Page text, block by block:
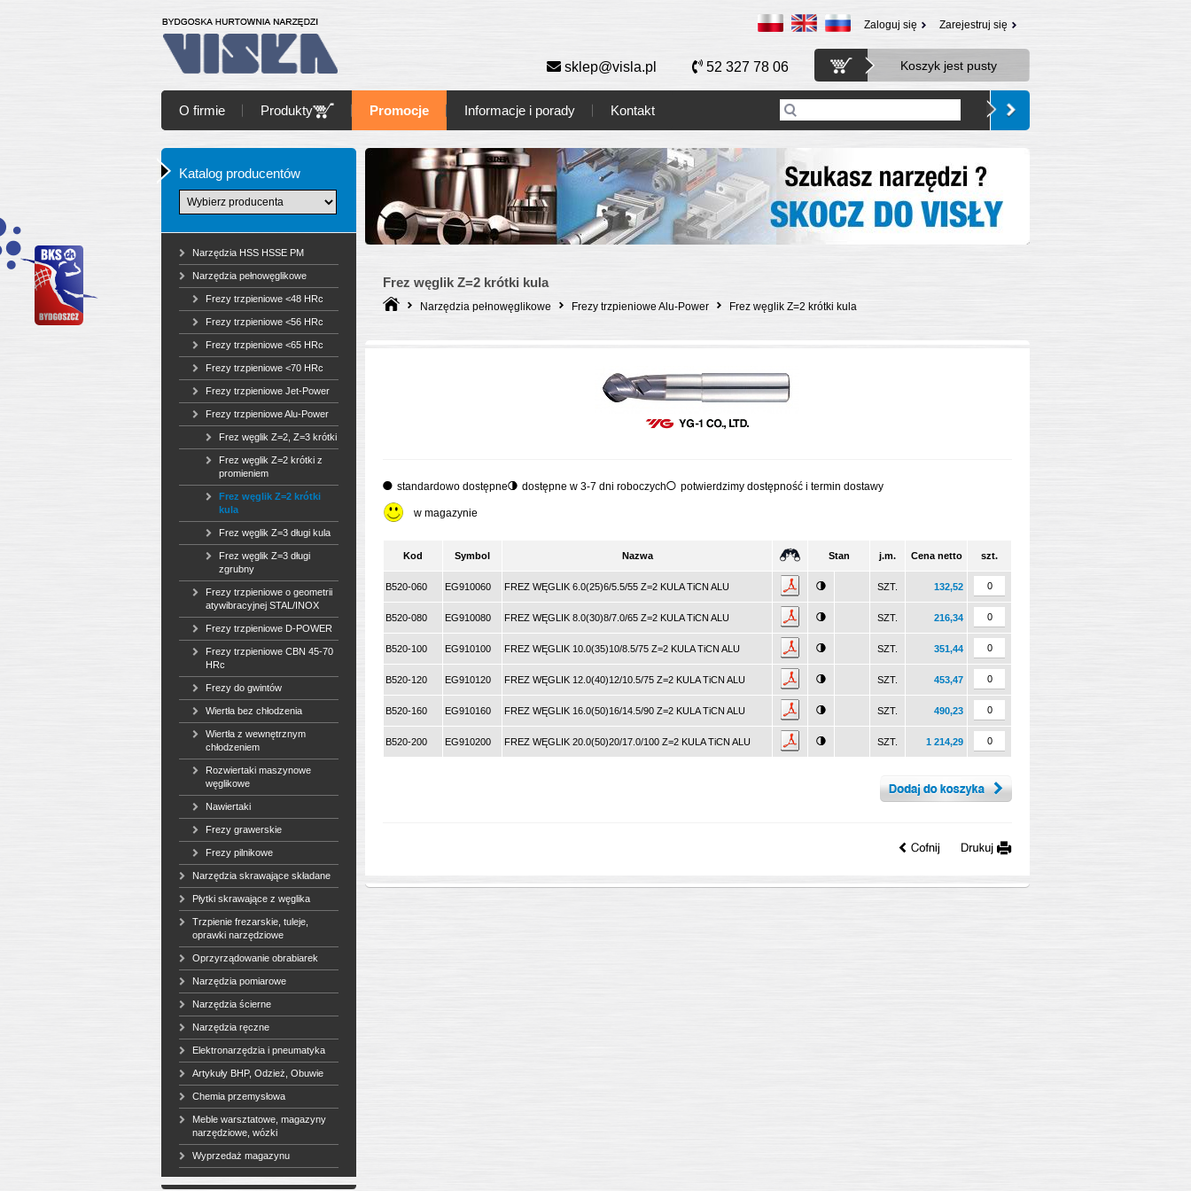
Zarejestruj się
Zaloguj się
sklep@visla.pl 52 327 78 06 Koszyk jest pusty
O firmie Produkty Promocje Informacje i porady Kontakt
Katalog producentów
Narzędzia HSS HSSE PM
Narzędzia pełnowęglikowe
Frezy trzpieniowe <48 HRc
Frezy trzpieniowe <56 HRc
Frezy trzpieniowe <65 HRc
Frezy trzpieniowe <70 HRc
Frezy trzpieniowe Jet-Power
Frezy trzpieniowe Alu-Power
Frez węglik Z=2, Z=3 krótki
Frez węglik Z=2 krótki z
promieniem
Frez węglik Z=2 krótki
kula
Frez węglik Z=3 długi kula
Frez węglik Z=3 długi
zgrubny
Frezy trzpieniowe o geometrii
atywibracyjnej STAL/INOX
Frezy trzpieniowe D-POWER
Frezy trzpieniowe CBN 45-70
HRc
Frezy do gwintów
Wiertła bez chłodzenia
Wiertła z wewnętrznym
chłodzeniem
Rozwiertaki maszynowe
węglikowe
Nawiertaki
Frezy grawerskie
Frezy pilnikowe
Narzędzia skrawające składane
Płytki skrawające z węglika
Trzpienie frezarskie, tuleje,
oprawki narzędziowe
Oprzyrządowanie obrabiarek
Narzędzia pomiarowe
Narzędzia ścierne
Narzędzia ręczne
Elektronarzędzia i pneumatyka
Artykuły BHP, Odzież, Obuwie
Chemia przemysłowa
Meble warsztatowe, magazyny
narzędziowe, wózki
Wyprzedaż magazynu
Frez węglik Z=2 krótki kula
Narzędzia pełnowęglikowe Frezy trzpieniowe Alu-Power Frez węglik Z=2 krótki kula
standardowo dostępne dostępne w 3-7 dni roboczych potwierdzimy dostępność i termin dostawy
w magazynie
Kod Symbol Nazwa Stan j.m. Cena netto szt.
B520-060 EG910060 FREZ WĘGLIK 6.0(25)6/5.5/55 Z=2 KULA TiCN ALU SZT. 132,52
B520-080 EG910080 FREZ WĘGLIK 8.0(30)8/7.0/65 Z=2 KULA TiCN ALU SZT. 216,34
B520-100 EG910100 FREZ WĘGLIK 10.0(35)10/8.5/75 Z=2 KULA TiCN ALU SZT. 351,44
B520-120 EG910120 FREZ WĘGLIK 12.0(40)12/10.5/75 Z=2 KULA TiCN ALU SZT. 453,47
B520-160 EG910160 FREZ WĘGLIK 16.0(50)16/14.5/90 Z=2 KULA TiCN ALU SZT. 490,23
B520-200 EG910200 FREZ WĘGLIK 20.0(50)20/17.0/100 Z=2 KULA TiCN ALU SZT. 1 214,29